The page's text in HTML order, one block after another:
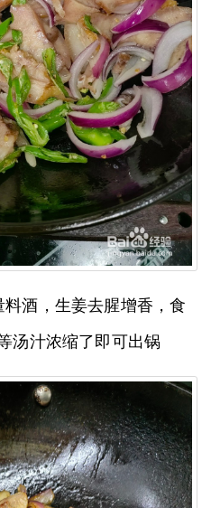
酒，生姜去腥增香，食
汤汁浓缩了即可出锅